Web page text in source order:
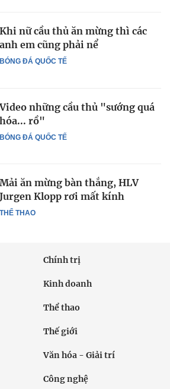
BÓNG ĐÁ QUỐC TẾ
Khi nữ cầu thủ ăn mừng thì các
anh em cũng phải nể
BÓNG ĐÁ QUỐC TẾ
Video những cầu thủ "sướng quá
hóa... rồ"
THỂ THAO
Mải ăn mừng bàn thắng, HLV
Jurgen Klopp rơi mất kính
Chính trị
Kinh doanh
Thể thao
Thế giới
Văn hóa - Giải trí
Công nghệ